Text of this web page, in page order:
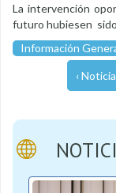
La intervención
futuro hubiesen
Información
‹